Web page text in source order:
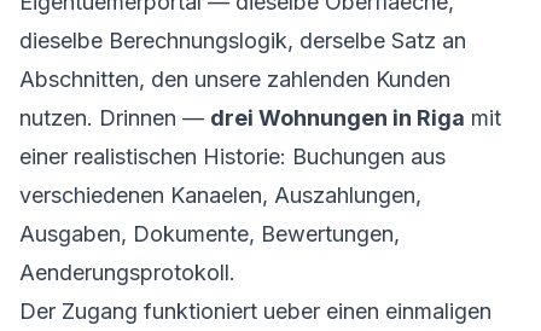
dieselbe Berechnungslogik, derselbe Satz an
Abschnitten, den unsere zahlenden Kunden
nutzen. Drinnen — drei Wohnungen in Riga mit
einer realistischen Historie: Buchungen aus
verschiedenen Kanaelen, Auszahlungen,
Ausgaben, Dokumente, Bewertungen,
Aenderungsprotokoll.
Der Zugang funktioniert ueber einen einmaligen